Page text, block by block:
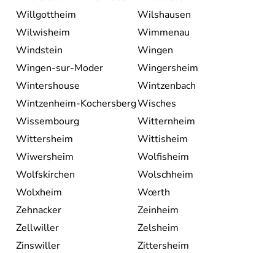
Willgottheim
Wilshausen
Wilwisheim
Wimmenau
Windstein
Wingen
Wingen-sur-Moder
Wingersheim
Wintershouse
Wintzenbach
Wintzenheim-KochersbergWisches
Wissembourg
Witternheim
Wittersheim
Wittisheim
Wiwersheim
Wolfisheim
Wolfskirchen
Wolschheim
Wolxheim
Wœrth
Zehnacker
Zeinheim
Zellwiller
Zelsheim
Zinswiller
Zittersheim